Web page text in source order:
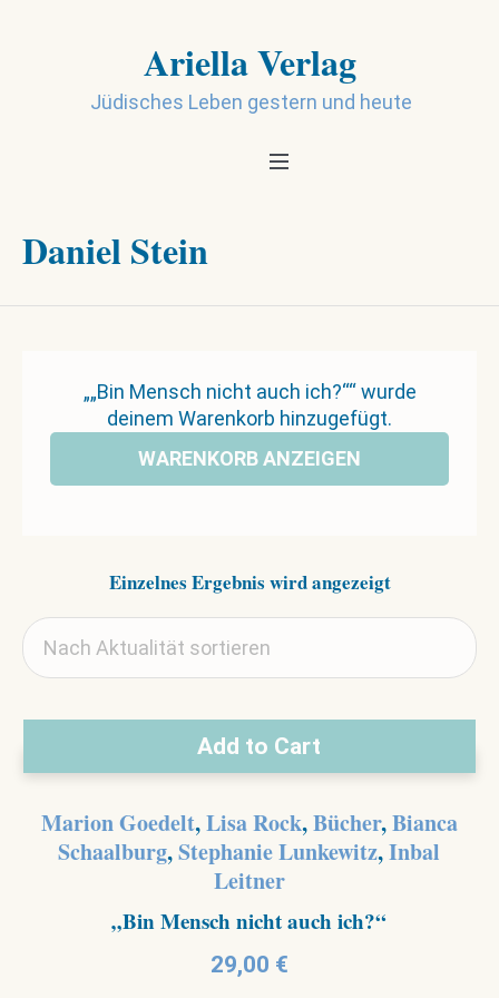
Ariella Verlag
Jüdisches Leben gestern und heute
Daniel Stein
„„Bin Mensch nicht auch ich?““ wurde
deinem Warenkorb hinzugefügt.
WARENKORB ANZEIGEN
Einzelnes Ergebnis wird angezeigt
Add to Cart
Marion Goedelt,Lisa Rock,Bücher,Bianca
Schaalburg,Stephanie Lunkewitz,Inbal
Leitner
„Bin Mensch nicht auch ich?“
29,00 €